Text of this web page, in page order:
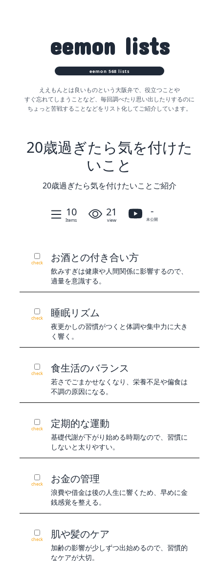
eemon lists
eemon 568 lists
ええもんとは良いものという大阪弁で、役立つことや
すぐ忘れてしまうことなど、 毎回調べたり思い出したりするのに
ちょっと苦戦することなどをリスト化してご紹介しています。
20歳過ぎたら気を付けた
いこと
20歳過ぎたら気を付けたいことご紹介
10
Items
21
view
-
未公開
check お酒との付き合い方
飲みすぎは健康や人間関係に影響するので、
適量を意識する。
check 睡眠リズム
夜更かしの習慣がつくと体調や集中力に大き
く響く。
check 食生活のバランス
若さでごまかせなくなり、栄養不足や偏食は
不調の原因になる。
check 定期的な運動
基礎代謝が下がり始める時期なので、習慣に
しないと太りやすい。
check お金の管理
浪費や借金は後の人生に響くため、早めに金
銭感覚を整える。
check 肌や髪のケア
加齢の影響が少しずつ出始めるので、習慣的
なケアが大切。